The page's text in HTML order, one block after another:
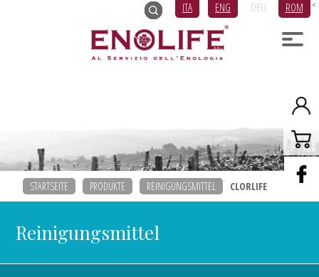
ITA ENG DEU ROM <
STARTSEITE PRODUKTE REINIGUNGSMITTEL CLORLIFE
Reinigungsmittel